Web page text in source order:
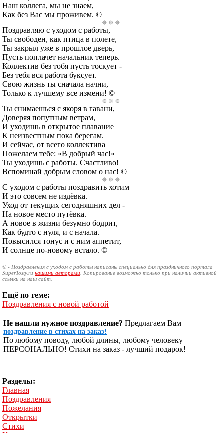
Наш коллега, мы не знаем,
Как без Вас мы проживем. ©
Поздравляю с уходом с работы,
Ты свободен, как птица в полете,
Ты закрыл уже в прошлое дверь,
Пусть поплачет начальник теперь.
Коллектив без тобя пусть тоскует -
Без тебя вся работа буксует.
Свою жизнь ты сначала начни,
Только к лучшему все измени! ©
Ты снимаешься с якоря в гавани,
Доверяя попутным ветрам,
И уходишь в открытое плавание
К неизвестным пока берегам.
И сейчас, от всего коллектива
Пожелаем тебе: «В добрый час!»
Ты уходишь с работы. Счастливо!
Вспоминай добрым словом о нас! ©
С уходом с работы поздравить хотим
И это совсем не издёвка.
Уход от текущих сегодняшних дел -
На новое место путёвка.
А новое в жизни безумно бодрит,
Как будто с нуля, и с начала.
Повысился тонус и с ним аппетит,
И солнце по-новому встало. ©
© - Поздравления с уходом с работы написаны специально для праздничного портала
SuperTosty.ru нашими авторами . Копирование возможно только при наличии активной
ссылки на наш сайт.
Ещё по теме:
Поздравления с новой работой
Не нашли нужное поздравление? Предлагаем Вам
поздравление в стихах на заказ!
По любому поводу, любой длины, любому человеку
ПЕРСОНАЛЬНО! Стихи на заказ - лучший подарок!
Разделы:
Главная
Поздравления
Пожелания
Открытки
Стихи